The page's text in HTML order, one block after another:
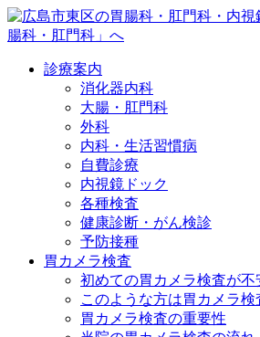
診療案内
消化器内科
大腸・肛門科
外科
内科・生活習慣病
自費診療
内視鏡ドック
各種検査
健康診断・がん検診
予防接種
胃カメラ検査
初めての胃カメラ検査が不
このような方は胃カメラ検
胃カメラ検査の重要性